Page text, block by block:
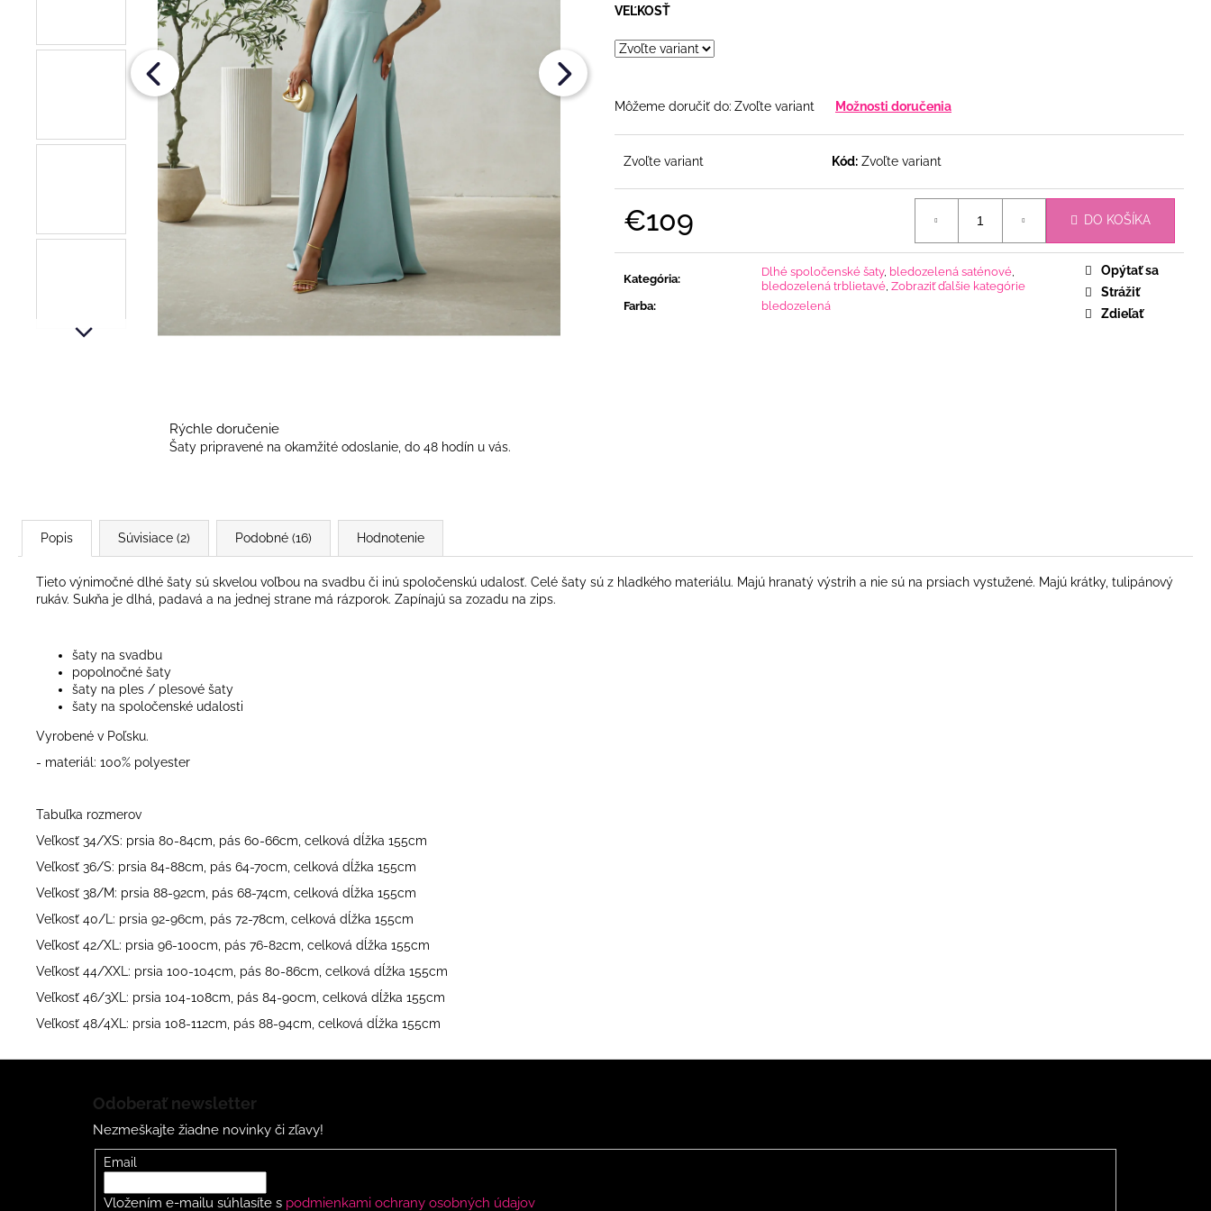
VEĽKOSŤ
Môžeme doručiť do: Zvoľte variant Možnosti doručenia
Zvoľte variant Kód: Zvoľte variant
€109 DO KOŠÍKA
Kategória:
Dlhé spoločenské šaty, bledozelená saténové
bledozelená trblietavé Zobraziť ďalšie kategórie
Farba: bledozelená
Opýtať sa
Strážiť
Zdieľať
next
Rýchle doručenie
Šaty pripravené na okamžité odoslanie, do 48 hodín u vás.
Popis Súvisiace (2) Podobné (16) Hodnotenie
Tieto výnimočné dlhé šaty sú skvelou voľbou na svadbu či inú spoločenskú udalosť. Celé šaty sú z hladkého materiálu. Majú hranatý výstrih a nie sú na prsiach vystužené. Majú krátky, tulipánový
rukáv. Sukňa je dlhá, padavá a na jednej strane má rázporok. Zapínajú sa zozadu na zips.
šaty na svadbu
popolnočné šaty
šaty na ples / plesové šaty
šaty na spoločenské udalosti
Vyrobené v Poľsku.
- materiál: 100% polyester
Tabuľka rozmerov
Veľkosť 34/XS: prsia 80-84cm, pás 60-66cm, celková dĺžka 155cm
Veľkosť 36/S: prsia 84-88cm, pás 64-70cm, celková dĺžka 155cm
Veľkosť 38/M: prsia 88-92cm, pás 68-74cm, celková dĺžka 155cm
Veľkosť 40/L: prsia 92-96cm, pás 72-78cm, celková dĺžka 155cm
Veľkosť 42/XL: prsia 96-100cm, pás 76-82cm, celková dĺžka 155cm
Veľkosť 44/XXL: prsia 100-104cm, pás 80-86cm, celková dĺžka 155cm
Veľkosť 46/3XL: prsia 104-108cm, pás 84-90cm, celková dĺžka 155cm
Veľkosť 48/4XL: prsia 108-112cm, pás 88-94cm, celková dĺžka 155cm
Pôvodne:
€36
€90
Odoberať newsletter
Nezmeškajte žiadne novinky či zľavy!
Email
Vložením e-mailu súhlasíte s podmienkami ochrany osobných údajov